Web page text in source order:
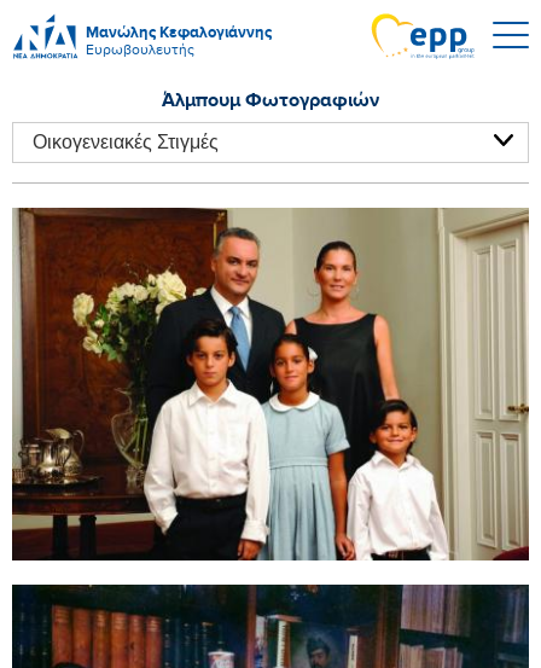
Μανώλης Κεφαλογιάννης
Ευρωβουλευτής
Άλμπουμ Φωτογραφιών